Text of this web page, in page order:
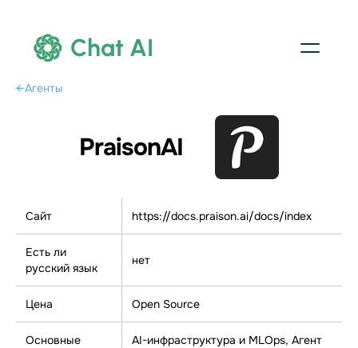
Chat AI
←Агенты
PraisonAI
Сайт https://docs.praison.ai/docs/index
Есть ли
русский язык
нет
Цена Open Source
Основные
AI-инфраструктура и MLOps, Агент